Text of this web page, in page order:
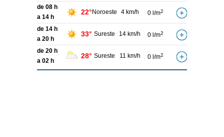
de 08 h
a 14 h
22° Noroeste 4 km/h 0 l/m2
de 14 h
a 20 h
33° Sureste 14 km/h 0 l/m2
de 20 h
a 02 h
28° Sureste 11 km/h 0 l/m2